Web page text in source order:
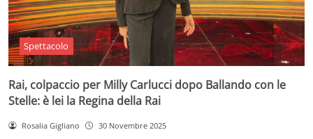
Spettacolo
Rai, colpaccio per Milly Carlucci dopo Ballando con le
Stelle: è lei la Regina della Rai
Rosalia Gigliano 30 Novembre 2025